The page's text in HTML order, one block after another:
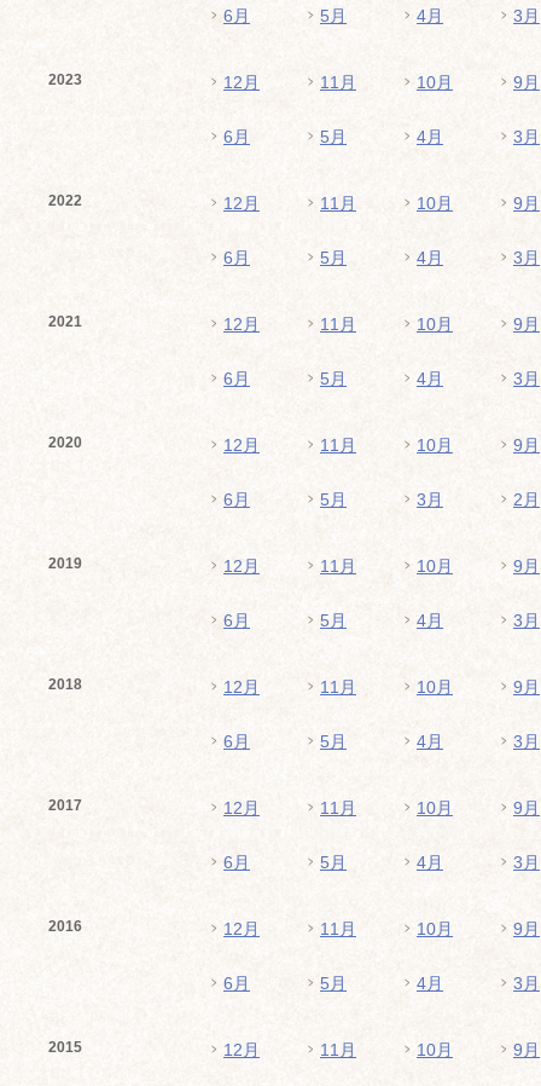
6月 5月 4月 3月
2023 12月 11月 10月 9月
6月 5月 4月 3月
2022 12月 11月 10月 9月
6月 5月 4月 3月
2021 12月 11月 10月 9月
6月 5月 4月 3月
2020 12月 11月 10月 9月
6月 5月 3月 2月
2019 12月 11月 10月 9月
6月 5月 4月 3月
2018 12月 11月 10月 9月
6月 5月 4月 3月
2017 12月 11月 10月 9月
6月 5月 4月 3月
2016 12月 11月 10月 9月
6月 5月 4月 3月
2015 12月 11月 10月 9月